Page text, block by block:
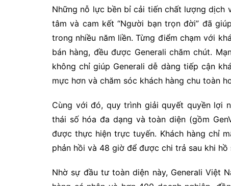
Những nỗ lực bền bỉ cải tiến chất lượng dịch
tâm và cam kết “Người bạn trọn đời” đã
trong nhiều năm liền. Từng điểm chạm với
bán hàng, đều được Generali chăm chút.
không chỉ giúp Generali dễ dàng tiếp cận
mực hơn và chăm sóc khách hàng chu toàn
Cùng với đó, quy trình giải quyết quyền lợi
thái số hóa đa dạng và toàn diện (gồm
được thực hiện trực tuyến. Khách hàng chỉ
phản hồi và 48 giờ để được chi trả sau khi
Nhờ sự đầu tư toàn diện này, Generali Việt